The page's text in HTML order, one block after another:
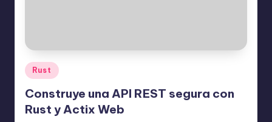
Publicado
en
Rust
Construye una API REST segura con
Rust y Actix Web